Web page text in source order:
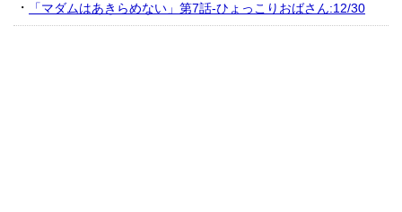
「マダムはあきらめない」第7話-ひょっこりおばさん:12/30